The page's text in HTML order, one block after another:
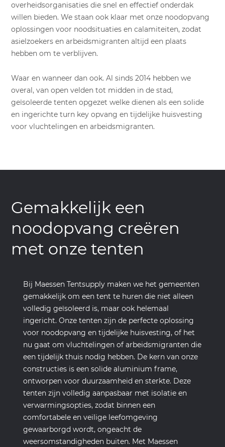
overheidsorganisaties die snel en effectief onderdak
willen bieden. We staan ook klaar met onze noodopvang
oplossingen voor noodsituaties en calamiteiten, zodat
asielzoekers en arbeidsmigranten altijd een plaats
hebben om te verblijven.
Waar en wanneer dan ook. Al sinds 2014 hebben we
overal, van open velden tot midden in de stad,
geïsoleerde tenten opgezet welke dienen als een solide
en ingerichte turn key opvang en tijdelijke huisvesting
voor vluchtelingen en arbeidsmigranten.
Gemakkelijk een
noodopvang creëren
met onze tenten
Bij Maessen Tentsupply maken we het gemeenten
gemakkelijk om een tent te huren die niet alleen
volledig geïsoleerd is, maar ook helemaal
ingericht. Onze tenten zijn de perfecte oplossing
voor noodopvang en tijdelijke huisvesting, of het
nu gaat om vluchtelingen of arbeidsmigranten die
een tijdelijk thuis nodig hebben. De kern van onze
constructies is een solide aluminium frame,
ontworpen voor duurzaamheid en sterkte. Deze
tenten zijn volledig aanpasbaar met isolatie en
verwarmingsopties, zodat binnen een
comfortabele en veilige leefomgeving
gewaarborgd wordt, ongeacht de
weersomstandigheden buiten. Met Maessen